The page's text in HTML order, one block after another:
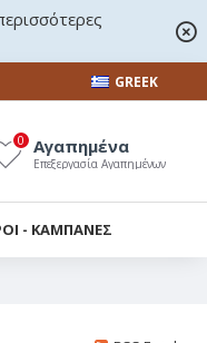
GREEK
Αγαπημένα
Επεξεργασία Αγαπημένων
0
- KΑΜΠΑΝΕΣ